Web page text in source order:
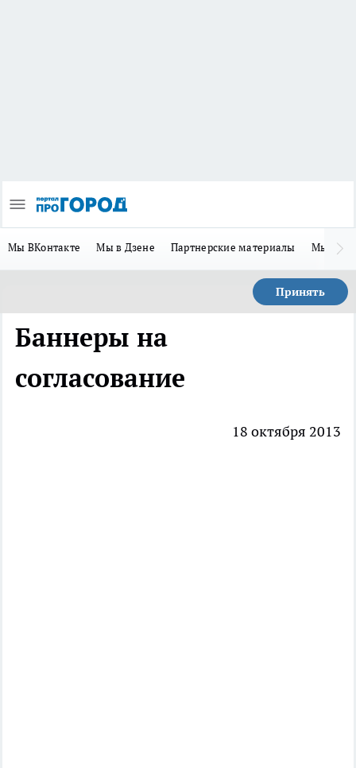
Мы ВКонтакте Мы в Дзене Партнерские материалы Мы в
Принять
Баннеры на
согласование
18 октября 2013